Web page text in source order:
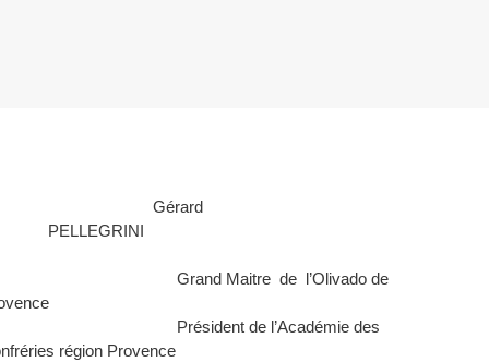
Gérard
PELLEGRINI
Maitre de l’Olivado de
de l’Académie des
région Provence